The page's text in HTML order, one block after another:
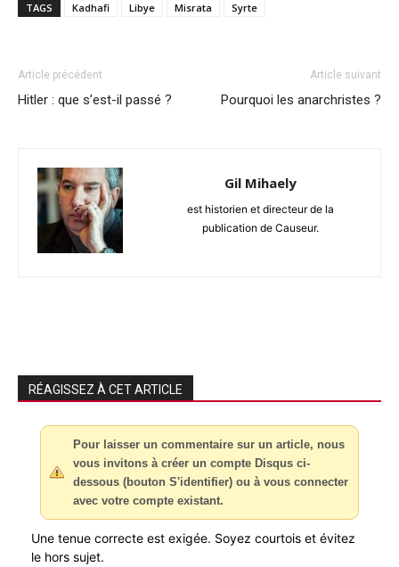
TAGS Kadhafi Libye Misrata Syrte
Article précédent
Hitler : que s’est-il passé ?
Article suivant
Pourquoi les anarchristes ?
Gil Mihaely
est historien et directeur de la
publication de Causeur.
RÉAGISSEZ À CET ARTICLE
Pour laisser un commentaire sur un article, nous
vous invitons à créer un compte Disqus ci-
dessous (bouton S'identifier) ou à vous connecter
avec votre compte existant.
Une tenue correcte est exigée. Soyez courtois et évitez
le hors sujet.